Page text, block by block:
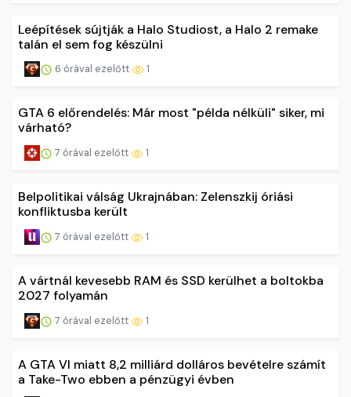
Leépítések sújtják a Halo Studiost, a Halo 2 remake
talán el sem fog készülni
6 órával ezelőtt 1
GTA 6 előrendelés: Már most "példa nélküli" siker, mi
várható?
7 órával ezelőtt 1
Belpolitikai válság Ukrajnában: Zelenszkij óriási
konfliktusba került
7 órával ezelőtt 1
A vártnál kevesebb RAM és SSD kerülhet a boltokba
2027 folyamán
7 órával ezelőtt 1
A GTA VI miatt 8,2 milliárd dolláros bevételre számít
a Take-Two ebben a pénzügyi évben